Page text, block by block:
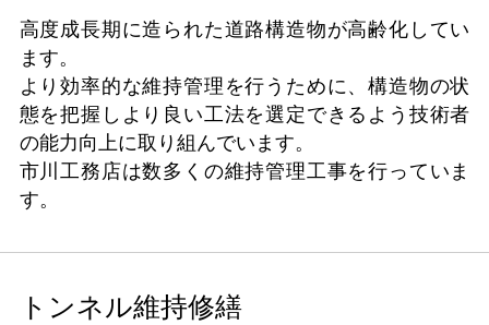
高度成長期に造られた道路構造物が高齢化してい
ます。
より効率的な維持管理を行うために、構造物の状
態を把握しより良い工法を選定できるよう技術者
の能力向上に取り組んでいます。
市川工務店は数多くの維持管理工事を行っていま
す。
トンネル維持修繕